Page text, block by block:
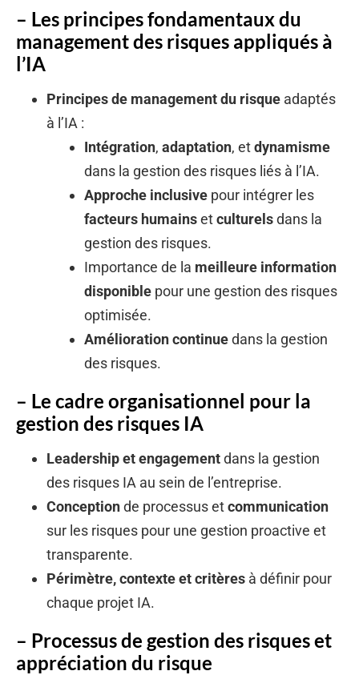
– Les principes fondamentaux du
management des risques appliqués à
l’IA
Principes de management du risque adaptés
à l’IA :
Intégration, adaptation, etdynamisme
dans la gestion des risques liés à l’IA.
Approche inclusive pour intégrer les
facteurs humainsetculturelsdans la
gestion des risques.
Importance de la meilleure information
disponible pour une gestion des risques
optimisée.
Amélioration continuedans la gestion
des risques.
– Le cadre organisationnel pour la
gestion des risques IA
Leadership et engagementdans la gestion
des risques IA au sein de l’entreprise.
Conceptionde processus etcommunication
sur les risques pour une gestion proactive et
transparente.
Périmètre, contexte et critères à définir pour
chaque projet IA.
– Processus de gestion des risques et
appréciation du risque